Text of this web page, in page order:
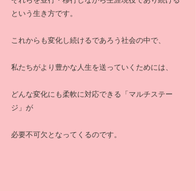
という生き方です。
これからも変化し続けるであろう社会の中で、
私たちがより豊かな人生を送っていくためには、
どんな変化にも柔軟に対応できる「マルチステー
ジ」が
必要不可欠となってくるのです。